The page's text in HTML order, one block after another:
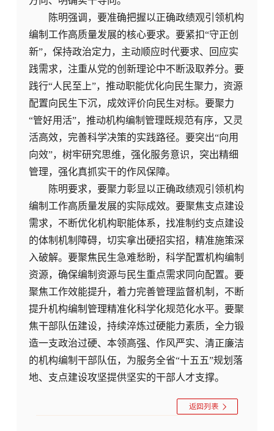
陈明强调，要准确把握以正确政绩观引领机构
编制工作高质量发展的核心要求。要紧扣“守正创
新”，保持政治定力，主动顺应时代要求、回应实
践需求，注重从党的创新理论中不断汲取养分。要
践行“人民至上”，推动职能优化向民生聚力，资源
配置向民生下沉，成效评价向民生对标。要聚力
“管好用活”，推动机构编制管理既规范有序，又灵
活高效，完善科学决策的实践路径。要突出“向用
向效”，树牢研究思维，强化服务意识，突出精细
管理，强化真抓实干的作风保障。
陈明要求，要聚力彰显以正确政绩观引领机构
编制工作高质量发展的实际成效。要聚焦支点建设
需求，不断优化机构职能体系，找准制约支点建设
的体制机制障碍，切实拿出硬招实招，精准施策深
入破解。要聚焦民生急难愁盼，科学配置机构编制
资源，确保编制资源与民生重点需求同向配置。要
聚焦工作效能提升，着力完善管理监督机制，不断
提升机构编制管理精准化科学化规范化水平。要聚
焦干部队伍建设，持续淬炼过硬能力素质，全力锻
造一支政治过硬、本领高强、作风严实、清正廉洁
的机构编制干部队伍，为服务全省“十五五”规划落
地、支点建设攻坚提供坚实的干部人才支撑。
返回列表